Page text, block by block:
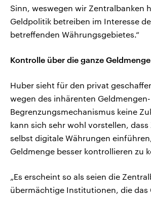
Sinn, weswegen wir Zentralbanken
Geldpolitik betreiben im Interesse
betreffenden Währungsgebietes.“
Kontrolle über die ganze Geldmenge
Huber sieht für den privat
wegen des inhärenten Geldmengen-
Begrenzungsmechanismus keine
kann sich sehr wohl vorstellen,
selbst digitale Währungen
Geldmenge besser kontrollieren zu
„Es erscheint so als seien die
übermächtige Institutionen, die das